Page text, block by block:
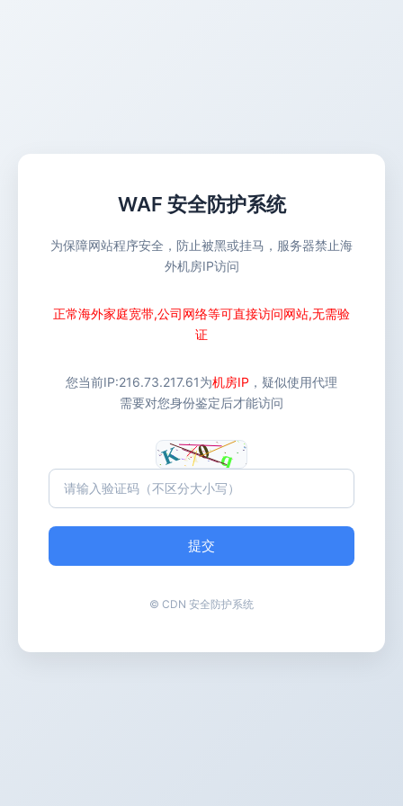
WAF 安全防护系统
为保障网站程序安全，防止被黑或挂马，服务器禁止海
外机房IP访问
正常海外家庭宽带,公司网络等可直接访问网站,无需验
证
您当前IP:216.73.217.61为机房IP ，疑似使用代理
需要对您身份鉴定后才能访问
提交
© CDN 安全防护系统